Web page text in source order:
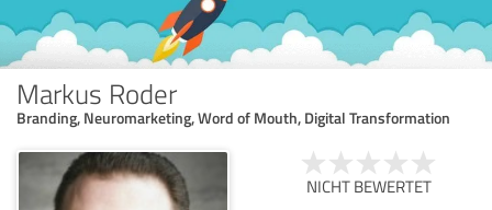
Markus Roder
Branding, Neuromarketing, Word of Mouth, Digital Transformation
NICHT BEWERTET